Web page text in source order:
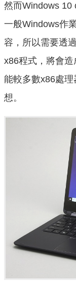
然而Windows 10
一般Windows作
容，所以需要透
x86程式，將會
能較多數x86處
想。